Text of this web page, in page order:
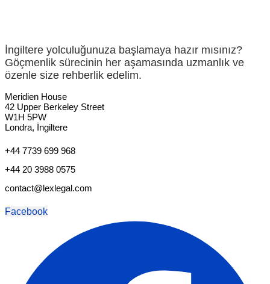
İngiltere yolculuğunuza başlamaya hazır mısınız?
Göçmenlik sürecinin her aşamasında uzmanlık ve
özenle size rehberlik edelim.
Meridien House
42 Upper Berkeley Street
W1H 5PW
Londra, İngiltere
+44 7739 699 968
+44 20 3988 0575
contact@lexlegal.com
Facebook